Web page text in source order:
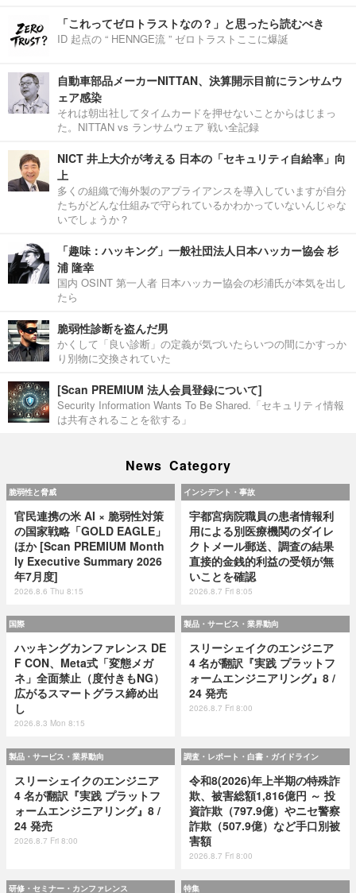
「これってゼロトラストなの？」と思ったら読むべき
ID 起点の “ HENNGE流 ” ゼロトラストここに爆誕
自動車部品メーカーNITTAN、決算開示目前にランサムウ
ェア感染
それは朝出社してタイムカードを押せないことからはじまっ
た。NITTAN vs ランサムウェア 戦い全記録
NICT 井上大介が考える 日本の「セキュリティ自給率」向
上
多くの組織で海外製のアプライアンスを導入していますが自分
たちがどんな仕組みで守られているかわかっていないんじゃな
いでしょうか？
「趣味：ハッキング」一般社団法人日本ハッカー協会 杉
浦 隆幸
国内 OSINT 第一人者 日本ハッカー協会の杉浦氏が本気を出し
たら
脆弱性診断を盗んだ男
かくして「良い診断」の定義が気づいたらいつの間にかすっか
り別物に交換されていた
[Scan PREMIUM 法人会員登録について]
Security Information Wants To Be Shared.「セキュリティ情報
は共有されることを欲する」
News Category
脆弱性と脅威
官民連携の米 AI × 脆弱性対策
の国家戦略「GOLD EAGLE」
ほか [Scan PREMIUM Month
ly Executive Summary 2026
年7月度]
2026.8.6 Thu 8:15
インシデント・事故
宇都宮病院職員の患者情報利
用による別医療機関のダイレ
クトメール郵送、調査の結果
直接的金銭的利益の受領が無
いことを確認
2026.8.7 Fri 8:05
国際
ハッキングカンファレンス DE
F CON、Meta式「変態メガ
ネ」全面禁止（度付きもNG）
広がるスマートグラス締め出
し
2026.8.3 Mon 8:15
製品・サービス・業界動向
スリーシェイクのエンジニア
4 名が翻訳『実践 プラットフ
ォームエンジニアリング』8 /
24 発売
2026.8.7 Fri 8:00
製品・サービス・業界動向
スリーシェイクのエンジニア
4 名が翻訳『実践 プラットフ
ォームエンジニアリング』8 /
24 発売
2026.8.7 Fri 8:00
調査・レポート・白書・ガイドライン
令和8(2026)年上半期の特殊詐
欺、被害総額1,816億円 ～ 投
資詐欺（797.9億）やニセ警察
詐欺（507.9億）など手口別被
害額
2026.8.7 Fri 8:00
研修・セミナー・カンファレンス 特集